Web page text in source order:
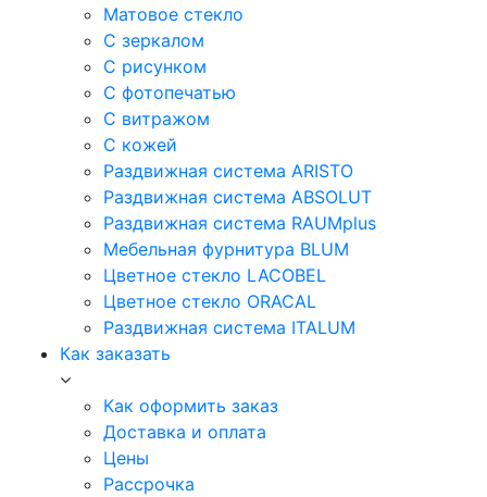
Матовое стекло
С зеркалом
С рисунком
С фотопечатью
С витражом
С кожей
Раздвижная система ARISTO
Раздвижная система ABSOLUT
Раздвижная система RAUMplus
Мебельная фурнитура BLUM
Цветное стекло LACOBEL
Цветное стекло ORACAL
Раздвижная система ITALUM
Как заказать
Как оформить заказ
Доставка и оплата
Цены
Рассрочка